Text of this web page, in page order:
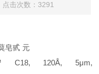
击次数：3291
皂甙 元
120Å, 5μm,